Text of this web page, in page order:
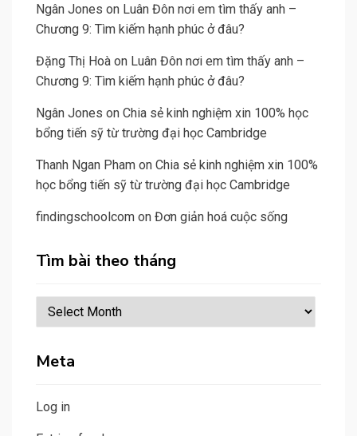
Ngân Jones on Luân Đôn nơi em tìm thấy anh –
Chương 9: Tìm kiếm hạnh phúc ở đâu?
Đặng Thị Hoà on Luân Đôn nơi em tìm thấy anh –
Chương 9: Tìm kiếm hạnh phúc ở đâu?
Ngân Jones on Chia sẻ kinh nghiệm xin 100% học
bổng tiến sỹ từ trường đại học Cambridge
Thanh Ngan Pham on Chia sẻ kinh nghiệm xin 100%
học bổng tiến sỹ từ trường đại học Cambridge
findingschoolcom on Đơn giản hoá cuộc sống
Tìm bài theo tháng
Tìm
bài
tháng
Meta
Log in